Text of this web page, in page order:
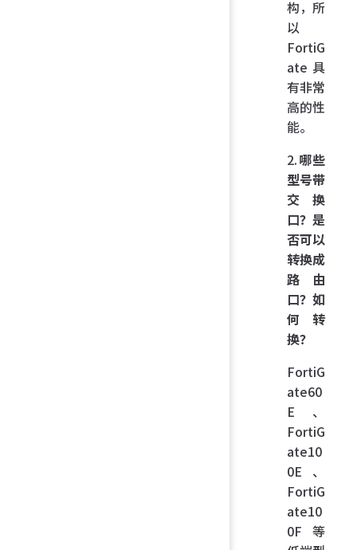
构，所
以
FortiG
ate 具
有非常
高的性
能。
2.哪些
型号带
交换
口？是
否可以
转换成
路由
口？如
何转
换？
FortiG
ate60
E、
FortiG
ate10
0E、
FortiG
ate10
0F 等